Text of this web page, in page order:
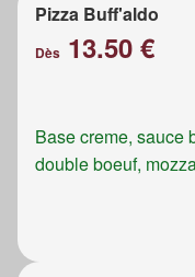
Pizza Buff'aldo
Dès 13.50 €
Base creme, sauce
double boeuf,